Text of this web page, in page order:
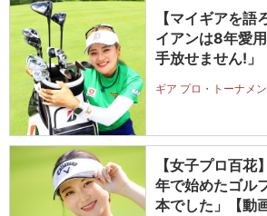
【マイギアを
イアンは8年愛
手放せません!」
ギア プロ・トーナメ
【女子プロ百花
年で始めたゴル
本でした」【動